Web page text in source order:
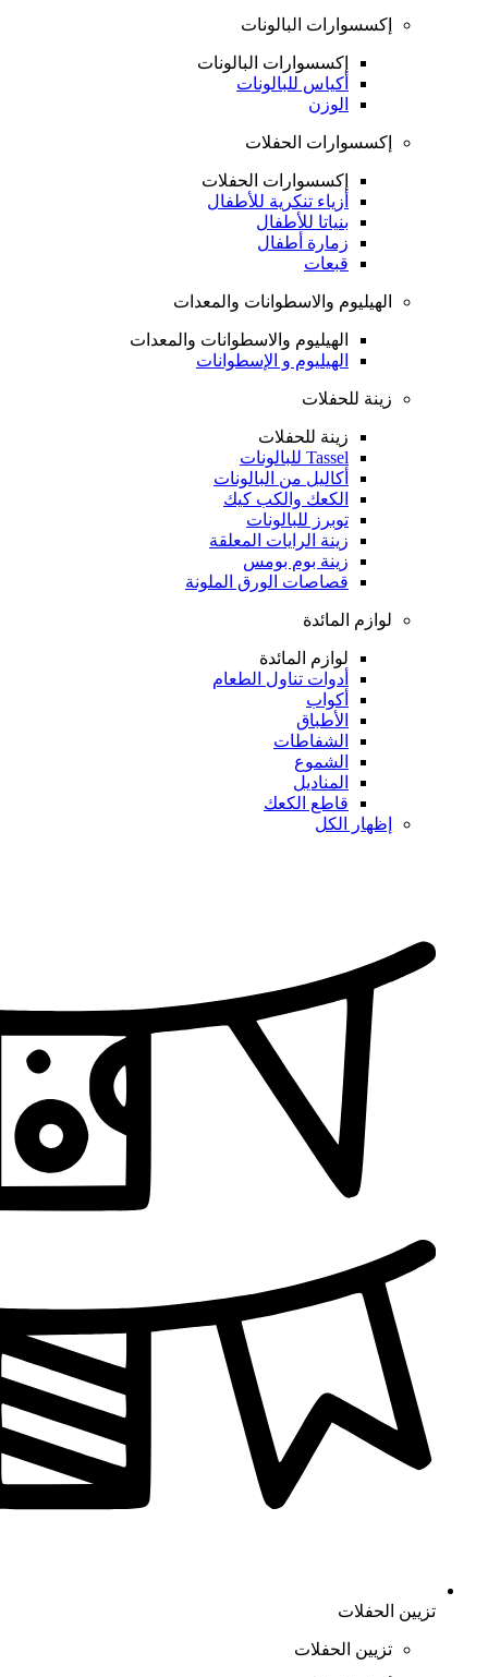
إكسسوارات البالونات
إكسسوارات البالونات
أكياس للبالونات
الوزن
إكسسوارات الحفلات
إكسسوارات الحفلات
أزياء تنكرية للأطفال
بنياتا للأطفال
زمارة أطفال
قبعات
الهيليوم والاسطوانات والمعدات
الهيليوم والاسطوانات والمعدات
الهيليوم و الإسطوانات
زينة للحفلات
زينة للحفلات
Tassel للبالونات
أكاليل من البالونات
الكعك والكب كيك
توبرز للبالونات
زينة الرايات المعلقة
زينة بوم بومس
قصاصات الورق الملونة
لوازم المائدة
لوازم المائدة
أدوات تناول الطعام
أكواب
الأطباق
الشفاطات
الشموع
المناديل
قاطع الكعك
إظهار الكل
تزيين الحفلات
تزيين الحفلات